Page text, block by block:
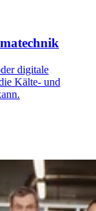
digitale
Kälte- und